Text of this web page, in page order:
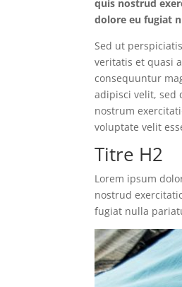
quis nostrud
dolore eu fugiat
Sed ut
veritatis et quasi
consequuntur
adipisci velit, sed
nostrum
voluptate velit
Titre H2
Lorem ipsum
nostrud
fugiat nulla